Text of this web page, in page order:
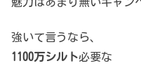
強いて言うなら、
1100万シルト必要な